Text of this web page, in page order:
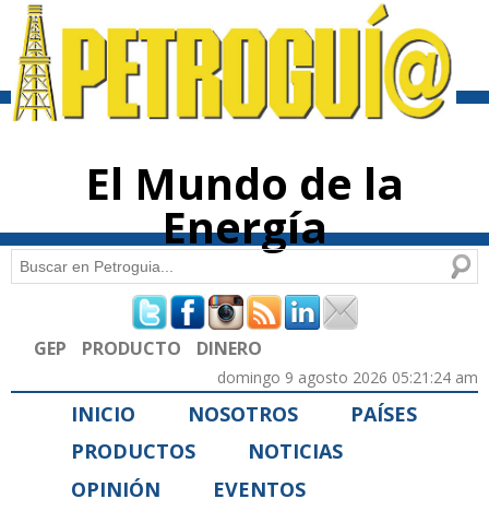
contenido
El Mundo de la
Energía
Formulario de búsqueda
Buscar
GEP PRODUCTO DINERO
domingo 9 agosto 2026 05:21:24 am
INICIO NOSOTROS
PAÍSES
PRODUCTOS
NOTICIAS
OPINIÓN
EVENTOS